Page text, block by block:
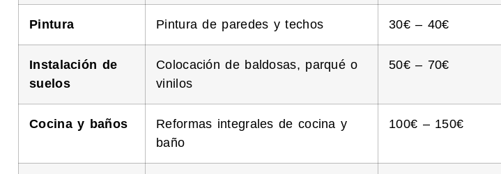
Pintura Pintura de paredes y techos 30€ – 40€
Instalación de
suelos
Colocación de baldosas, parqué o
vinilos
50€ – 70€
Cocina y baños
Reformas integrales de cocina y
baño
100€ – 150€